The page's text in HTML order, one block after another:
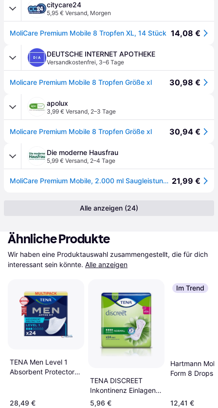
citycare24
5,95 € Versand, Morgen
MoliCare Premium Mobile 8 Tropfen XL, 14 Stück 14,08 €
DEUTSCHE INTERNET APOTHEKE
Versandkostenfrei, 3–6 Tage
Molicare Premium Mobile 8 Tropfen Größe xl 30,98 €
apolux
3,99 € Versand, 2–3 Tage
Molicare Premium Mobile 8 Tropfen Größe xl 30,94 €
Die moderne Hausfrau
5,99 € Versand, 2–4 Tage
MoliCare Premium Mobile, 2.000 ml Saugleistung, 14 Stück 21,99 €
Alle anzeigen (24)
Ähnliche Produkte
Wir haben eine Produktauswahl zusammengestellt, die für dich
interessant sein könnte. Alle anzeigen
TENA Men Level 1
Absorbent Protector
28,49 €
TENA DISCREET
Inkontinenz Einlagen
normal 24 St
5,96 €
Im Trend
Hartmann
Form 8 Drops
12,41 €